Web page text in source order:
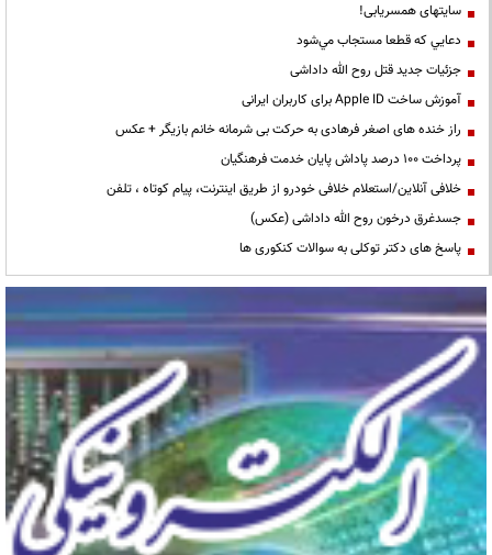
سایتهای همسریابی!
دعايي كه قطعا مستجاب مي‌شود
جزئیات جدید قتل روح الله داداشی
آموزش ساخت Apple ID برای کاربران ایرانی
راز خنده های اصغر فرهادی به حرکت بی شرمانه خانم بازیگر + عکس
پرداخت ۱۰۰ درصد پاداش پایان خدمت فرهنگیان
خلافی آنلاین/استعلام خلافی خودرو از طریق اینترنت، پیام کوتاه ، تلفن
جسدغرق درخون روح الله داداشی (عکس)
پاسخ های دکتر توکلی به سوالات کنکوری ها